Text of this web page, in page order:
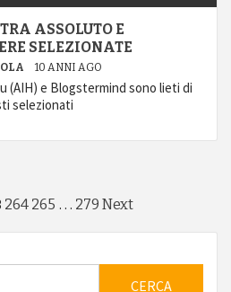
ASSOLUTO E
SELEZIONATE
10 ANNI AGO
(AIH) e Blogstermind sono lieti di
selezionati
264 265 … 279 Next